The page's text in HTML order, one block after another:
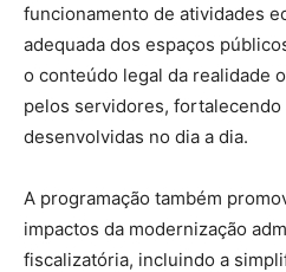
funcionamento de atividades
adequada dos espaços
o conteúdo legal da realidade
pelos servidores, fortalecendo
desenvolvidas no dia a dia.
A programação também
impactos da modernização
fiscalizatória, incluindo a